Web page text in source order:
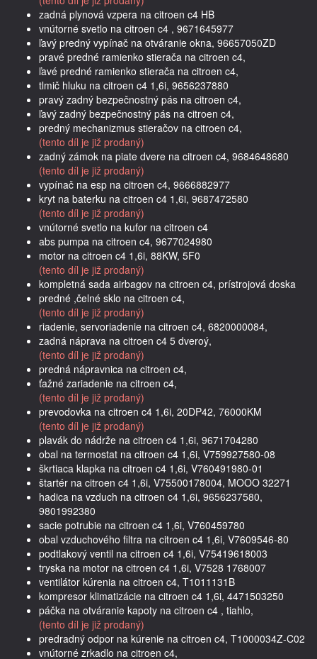
zadná plynová vzpera na citroen c4 HB
vnútorné svetlo na citroen c4 , 9671645977
ľavý predný vypínač na otváranie okna, 96657050ZD
pravé predné ramienko stierača na citroen c4,
ľavé predné ramienko stierača na citroen c4,
tlmič hluku na citroen c4 1,6i, 9656237880
pravý zadný bezpečnostný pás na citroen c4,
ľavý zadný bezpečnostný pás na citroen c4,
predný mechanizmus stieračov na citroen c4,
(tento díl je již prodaný)
zadný zámok na piate dvere na citroen c4, 9684648680
(tento díl je již prodaný)
vypínač na esp na citroen c4, 9666882977
kryt na baterku na citroen c4 1,6i, 9687472580
(tento díl je již prodaný)
vnútorné svetlo na kufor na citroen c4
abs pumpa na citroen c4, 9677024980
motor na citroen c4 1,6i, 88KW, 5F0
(tento díl je již prodaný)
kompletná sada airbagov na citroen c4, prístrojová doska
predné ,čelné sklo na citroen c4,
(tento díl je již prodaný)
riadenie, servoriadenie na citroen c4, 6820000084,
zadná náprava na citroen c4 5 dveroý,
(tento díl je již prodaný)
predná nápravnica na citroen c4,
ťažné zariadenie na citroen c4,
(tento díl je již prodaný)
prevodovka na citroen c4 1,6i, 20DP42, 76000KM
(tento díl je již prodaný)
plavák do nádrže na citroen c4 1,6i, 9671704280
obal na termostat na citroen c4 1,6i, V759927580-08
škrtiaca klapka na citroen c4 1,6i, V760491980-01
štartér na citroen c4 1,6i, V75500178004, MOOO 32271
hadica na vzduch na citroen c4 1,6i, 9656237580,
9801992380
sacie potrubie na citroen c4 1,6i, V760459780
obal vzduchového filtra na citroen c4 1,6i, V7609546-80
podtlakový ventil na citroen c4 1,6i, V75419618003
tryska na motor na citroen c4 1,6i, V7528 1768007
ventilátor kúrenia na citroen c4, T1011131B
kompresor klimatizácie na citroen c4 1,6i, 4471503250
páčka na otváranie kapoty na citroen c4 , tiahlo,
(tento díl je již prodaný)
predradný odpor na kúrenie na citroen c4, T1000034Z-C02
vnútorné zrkadlo na citroen c4,